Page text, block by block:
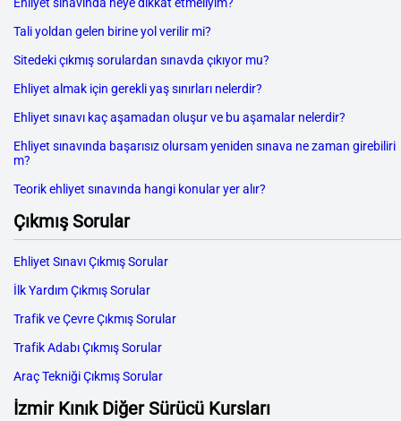
Ehliyet sınavında neye dikkat etmeliyim?
Tali yoldan gelen birine yol verilir mi?
Sitedeki çıkmış sorulardan sınavda çıkıyor mu?
Ehliyet almak için gerekli yaş sınırları nelerdir?
Ehliyet sınavı kaç aşamadan oluşur ve bu aşamalar nelerdir?
Ehliyet sınavında başarısız olursam yeniden sınava ne zaman girebiliri
m?
Teorik ehliyet sınavında hangi konular yer alır?
Çıkmış Sorular
Ehliyet Sınavı Çıkmış Sorular
İlk Yardım Çıkmış Sorular
Trafik ve Çevre Çıkmış Sorular
Trafik Adabı Çıkmış Sorular
Araç Tekniği Çıkmış Sorular
İzmir Kınık Diğer Sürücü Kursları